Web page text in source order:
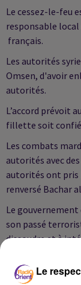
Le cessez-le-feu
responsable
français.
Les autorités
Omsen, d'avoir
autorités.
L’accord prévoit
fillette soit
Les combats
autorités avec
autorités ont pris
renversé Bachar
Le gouvernement
son passé
dissoudre et à
D’abord, qui est
Le